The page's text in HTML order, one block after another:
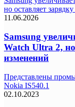
но оставляет
11.06.2026
Samsung
Watch Ultra 2, но
изменений
Представлены
Nokia IS540.1
02.10.2023